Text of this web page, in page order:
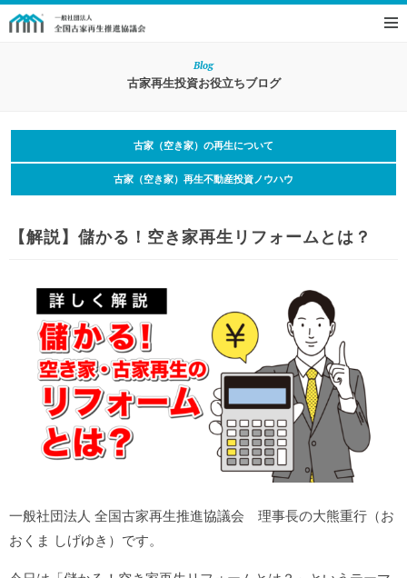
Blog
古家再生投資お役立ちブログ
古家（空き家）の再生について
古家（空き家）再生不動産投資ノウハウ
【解説】儲かる！空き家再生リフォームとは？
一般社団法人 全国古家再生推進協議会 理事長の大熊重行（お
おくま しげゆき）です。